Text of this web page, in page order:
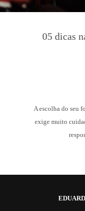
05 dicas
A escolha do seu
exige muito